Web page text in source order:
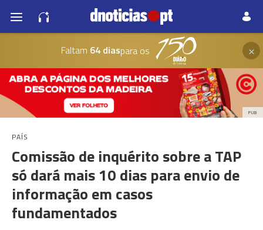
Faltam 64 diaspara os ×
PUB
PAÍS
Comissão de inquérito sobre a TAP
só dará mais 10 dias para envio de
informação em casos
fundamentados